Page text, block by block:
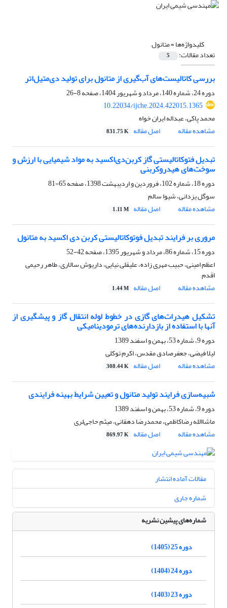
کلیدواژه‌ها =متانول
تعداد مقالات: 5
بررسی کاتالیست‌های آب‌گیری از متانول برای تولید دی‌متیل‌اتر
دوره 24، شماره 140، مرداد و شهریور 1404، صفحه
8-26
10.22034/ijche.2024.422015.1365
محمد پاکی، عبداله ایران خواه
مشاهده مقاله
اصل مقاله 831.75 K
تبدیل فتوکاتالیستی گاز کربن‌دی‌اکسید به مواد شیمیایی با ارزش و
سوخت‌های هیدروکربنی
دوره 18، شماره 102، فروردین و اردیبهشت 1398، صفحه
65-81
سوگل یزدانی، شیوا سالم
مشاهده مقاله
اصل مقاله 1.11 M
مروری بر فرایند تبدیل فوتوکاتالیستی کربن دی اکسید به متانول
دوره 15، شماره 86، مرداد و شهریور 1395، صفحه
42-52
اعظم امینی، حبیب مهری زاده، علیقلی نیایی، داریوش سالاری، طاهر رحیمی
اقدم
مشاهده مقاله
اصل مقاله 1.44 M
تشکیل هیدرات‌های گازی در خطوط لوله انتقال گاز و پیشگیری از
آنها با استفاده از بازدارنده‌های ترمودینامیکی
دوره 9، شماره 53، بهمن و اسفند 1389
لیلا فیضی، جعفرصادق مقدس، اکرم توکلی
مشاهده مقاله
اصل مقاله 308.44 K
شبیه‌سازی فرایند تولید متانول و تعیین شرایط بهینه فرایندی
دوره 9، شماره 53، بهمن و اسفند 1389
ماشاالله رضاکاظمی، محمدرضا دهقانی، میثم حاجی‌لری
مشاهده مقاله
اصل مقاله 869.97 K
مقالات آماده انتشار
شماره جاری
شماره‌های پیشین نشریه
دوره 25 (1405)
دوره 24 (1404)
دوره 23 (1403)